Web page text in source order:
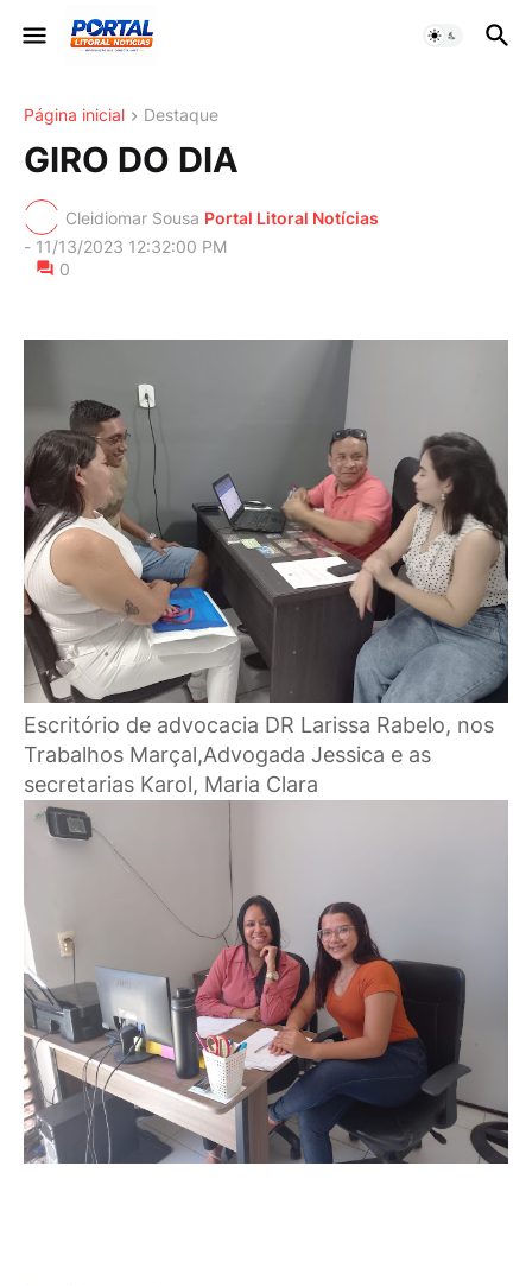
Página inicial Destaque
GIRO DO DIA
Cleidiomar Sousa Portal Litoral Notícias
- 11/13/2023 12:32:00 PM
0
Escritório de advocacia DR Larissa Rabelo, nos
Trabalhos Marçal,Advogada Jessica e as
secretarias Karol, Maria Clara